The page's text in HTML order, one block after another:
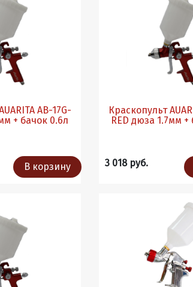
AB-17G-
1.4мм + бачок 0.6л
В корзину
Краскопульт AUARITA
RED дюза
3 018 руб.